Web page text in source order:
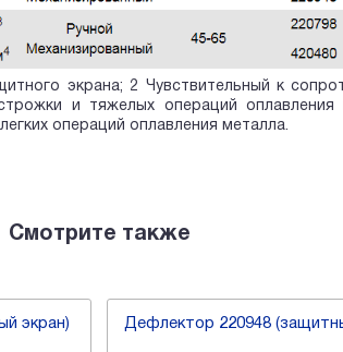
экрана; 2 Чувствительный к
и тяжелых операций
операций оплавления металла.
Смотрите также
экран) Дефлектор 220948